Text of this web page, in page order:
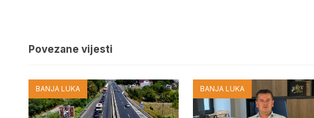
Povezane vijesti
BANJA LUKA BANJA LUKA